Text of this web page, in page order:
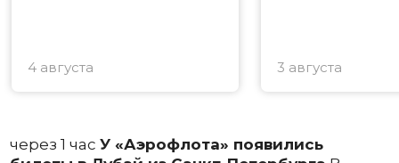
4 августа 3 августа
через 1 час У «Аэрофлота» появились